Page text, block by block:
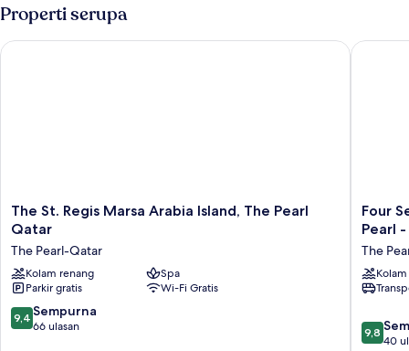
Pool
Panoramic
With
Properti serupa
The
St.
Marsa
Arabia
Island,
The
Pearl
The St. Regis Marsa Arabia Island, The Pearl
Qatar
The Pearl-Qatar
Kolam renang
Spa
Parkir gratis
Wi-Fi Gratis
9.4
dari
9,4 Sempurna
66 ulasan
The St. Regis Marsa Arabia Island, The Pearl Qatar
Four
Seasons
And
At
Pearl
-
Four
Pearl
The
9.8
dari
9,8
40
Four